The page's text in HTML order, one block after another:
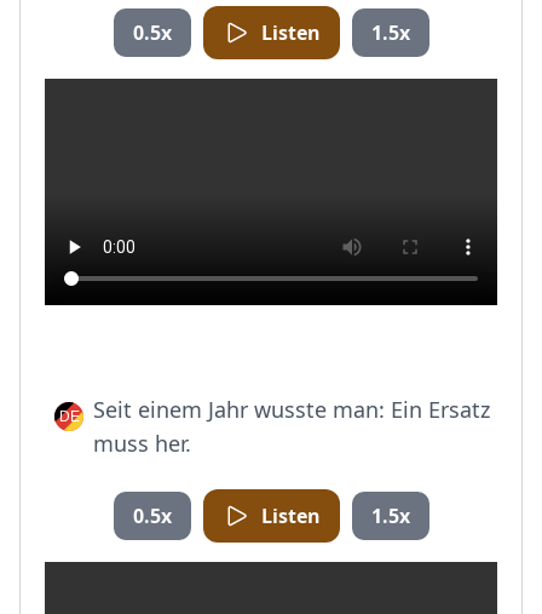
0.5x Listen 1.5x
Seit einem Jahr wusste man: Ein Ersatz
muss her.
0.5x Listen 1.5x